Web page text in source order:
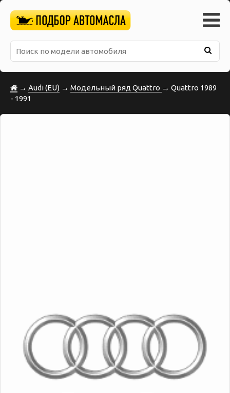
→ Audi (EU) → Модельный ряд Quattro → Quattro 1989
- 1991